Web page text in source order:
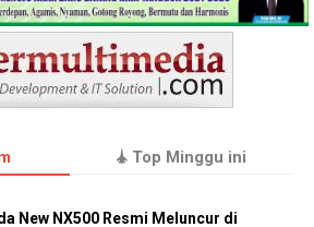
Top Minggu ini
New NX500 Resmi Meluncur di